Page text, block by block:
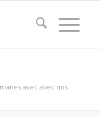
avec avec nos